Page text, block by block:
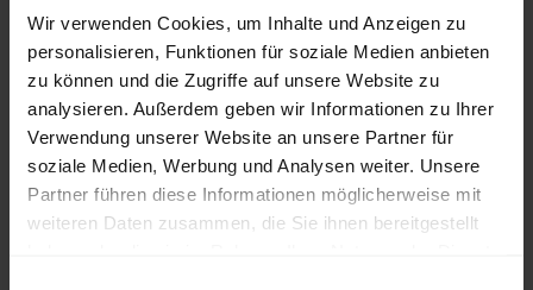
Wir verwenden Cookies, um Inhalte und Anzeigen zu
personalisieren, Funktionen für soziale Medien anbieten
zu können und die Zugriffe auf unsere Website zu
analysieren. Außerdem geben wir Informationen zu Ihrer
Verwendung unserer Website an unsere Partner für
soziale Medien, Werbung und Analysen weiter. Unsere
Partner führen diese Informationen möglicherweise mit
weiteren Daten zusammen, die Sie ihnen bereitgestellt
lose Ware Sackware
September
2025
Januar
2026
Mai
2026
250 €
Die aktuelle Preisentwicklung für Holzpellets in Deutschland
können Sie jederzeit auf unsererPelletspreise-Seite